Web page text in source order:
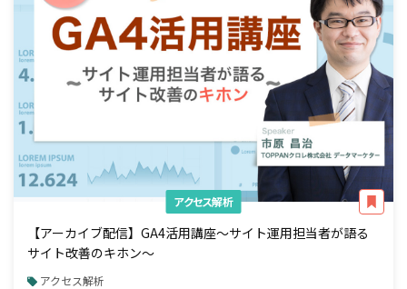
アクセス解析
【アーカイブ配信】GA4活用講座～サイト運用担当者が語る
サイト改善のキホン～
アクセス解析